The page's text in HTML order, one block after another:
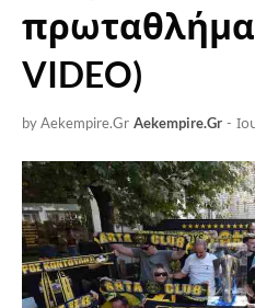
VIDEO)
by Aekempire.Gr Aekempire.Gr -